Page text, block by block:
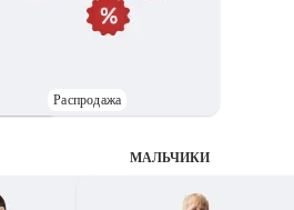
Распродажа
MАЛЬЧИКИ